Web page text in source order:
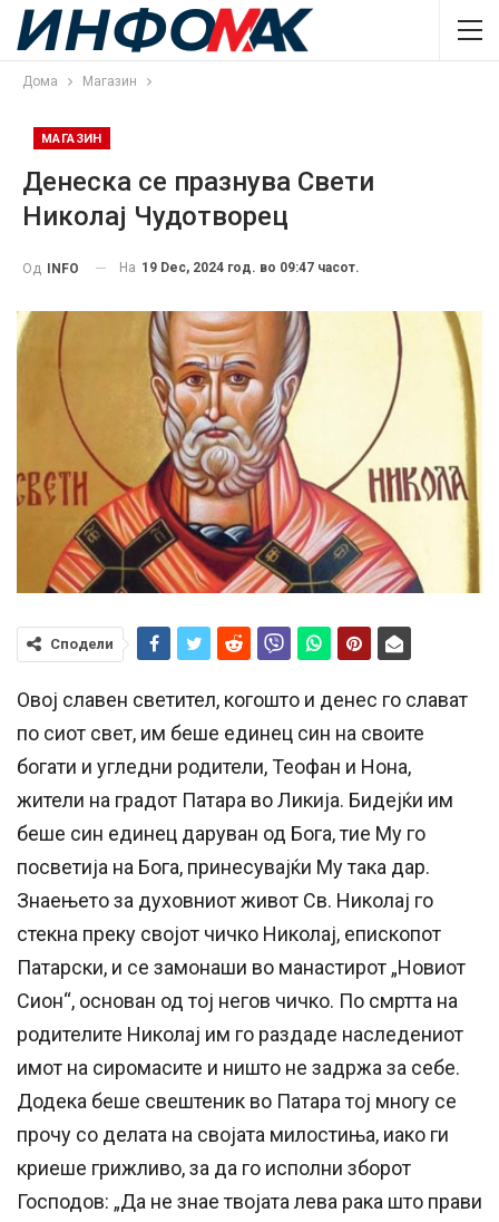
Дома Магазин
МАГАЗИН
Денеска се празнува Свети
Николај Чудотворец
Од INFO На 19 Dec, 2024 год. во 09:47 часот.
Сподели
Овој славен светител, когошто и денес го слават
по сиот свет, им беше единец син на своите
богати и угледни родители, Теофан и Нона,
жители на градот Патара во Ликија. Бидејќи им
беше син единец даруван од Бога, тие Му го
посветија на Бога, принесувајќи Му така дар.
Знаењето за духовниот живот Св. Николај го
стекна преку својот чичко Николај, епископот
Патарски, и се замонаши во манастирот „Новиот
Сион“, основан од тој негов чичко. По смртта на
родителите Николај им го раздаде наследениот
имот на сиромасите и ништо не задржа за себе.
Додека беше свештеник во Патара тој многу се
прочу со делата на својата милостиња, иако ги
криеше грижливо, за да го исполни зборот
Господов: „Да не знае твојата лева рака што прави